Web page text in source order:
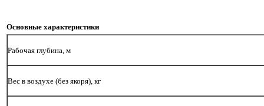
Основные характеристики
Рабочая глубина, м
Вес в воздухе (без якоря), кг